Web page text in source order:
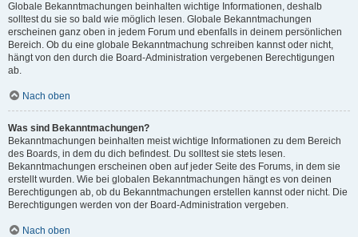
Globale Bekanntmachungen beinhalten wichtige Informationen, deshalb
solltest du sie so bald wie möglich lesen. Globale Bekanntmachungen
erscheinen ganz oben in jedem Forum und ebenfalls in deinem persönlichen
Bereich. Ob du eine globale Bekanntmachung schreiben kannst oder nicht,
hängt von den durch die Board-Administration vergebenen Berechtigungen
ab.
Nach oben
Was sind Bekanntmachungen?
Bekanntmachungen beinhalten meist wichtige Informationen zu dem Bereich
des Boards, in dem du dich befindest. Du solltest sie stets lesen.
Bekanntmachungen erscheinen oben auf jeder Seite des Forums, in dem sie
erstellt wurden. Wie bei globalen Bekanntmachungen hängt es von deinen
Berechtigungen ab, ob du Bekanntmachungen erstellen kannst oder nicht. Die
Berechtigungen werden von der Board-Administration vergeben.
Nach oben